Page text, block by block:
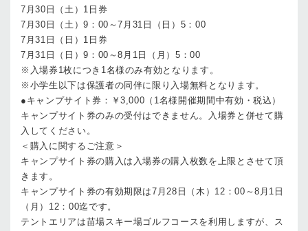
7月30日（土）1日券
7月30日（土）9：00～7月31日（日）5：00
7月31日（日）1日券
7月31日（日）9：00～8月1日（月）5：00
※入場券1枚につき1名様のみ有効となります。
※小学生以下は保護者の同伴に限り入場無料となります。
●キャンプサイト券：￥3,000（1名様開催期間中有効・税込）
キャンプサイト券のみの受付はできません。入場券と併せて購
入してください。
＜購入に関するご注意＞
キャンプサイト券の購入は入場券の購入枚数を上限とさせて頂
きます。
キャンプサイト券の有効期限は7月28日（木）12：00～8月1日
（月）12：00迄です。
テントエリアは苗場スキー場ゴルフコースを利用しますが、ス